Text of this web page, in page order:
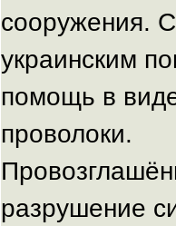
сооружения.
украинским
помощь в
проволоки.
разрушение